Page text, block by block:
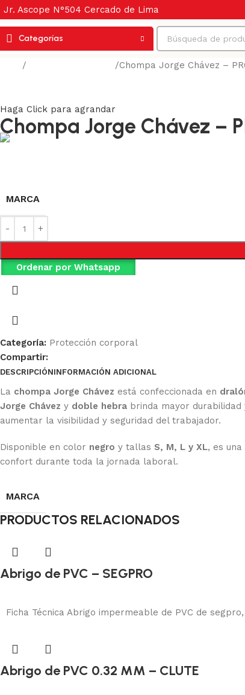
Jr. Ascope N°504 Cercado de Lima
Categorías
Chompa Jorge Chávez –
Haga Click para agrandar
Chompa Jorge Chávez –
MARCA
Ordenar por Whatsapp
Categoría: Protección corporal
Compartir:
DESCRIPCIÓNINFORMACIÓN ADICIONAL
La chompa Jorge Chávez está confeccionada en
Jorge Chávez y doble hebra brinda mayor
aumentar la visibilidad y seguridad del trabajador.
Disponible en color negro y tallas S, M, L y XL, es
confort durante toda la jornada laboral.
MARCA
PRODUCTOS RELACIONADOS
Abrigo de PVC – SEGPRO
Protección corporal
Ficha Técnica Abrigo impermeable de PVC de
Abrigo de PVC 0.32 MM – CLUTE
Protección corporal